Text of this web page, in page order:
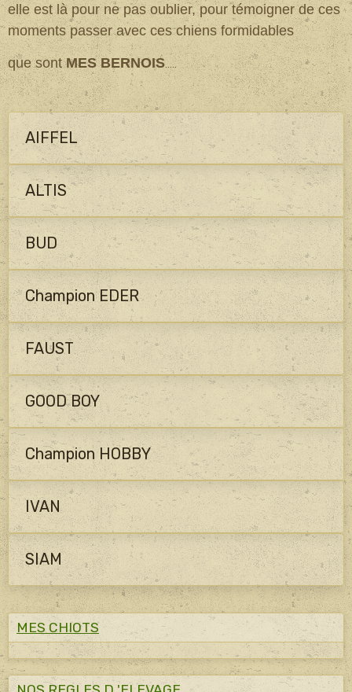
elle est là pour ne pas oublier, pour témoigner de ces
moments passer avec ces chiens formidables
que sontMES BERNOIS .....
AIFFEL
ALTIS
BUD
Champion EDER
FAUST
GOOD BOY
Champion HOBBY
IVAN
SIAM
MES CHIOTS